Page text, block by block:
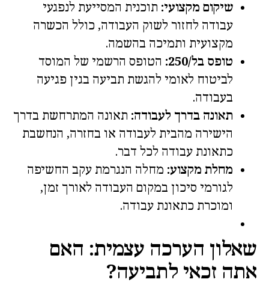
שיקום מקצועי: תוכנית המסייעת לנפגעי
עבודה לחזור לשוק העבודה, כולל הכשרה
מקצועית ותמיכה בהשמה.
טופס בל/250:
הטופס הרשמי של המוסד
לביטוח לאומי להגשת תביעה בגין פגיעה
בעבודה.
תאונה בדרך לעבודה: תאונה המתרחשת בדרך
הישירה מהבית לעבודה או בחזרה, הנחשבת
כתאונת עבודה לכל דבר.
מחלת מקצוע: מחלה הנגרמת עקב החשיפה
לגורמי סיכון במקום העבודה לאורך זמן,
ומוכרת כתאונת עבודה.
שאלון הערכה עצמית: האם
אתה זכאי לתביעה?